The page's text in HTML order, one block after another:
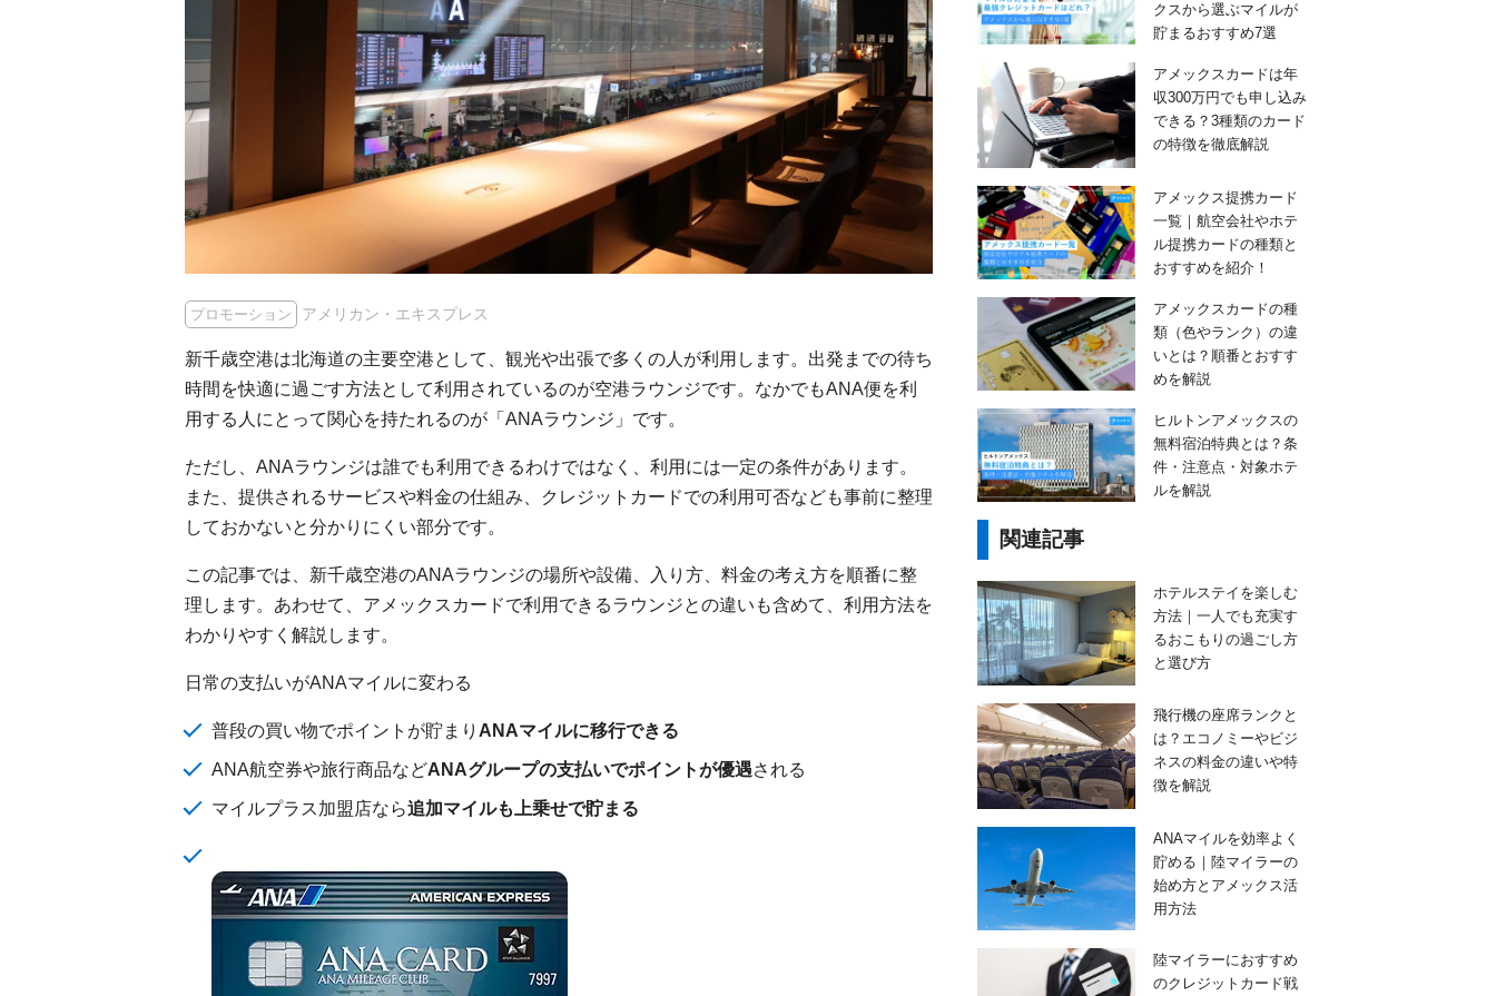
プロモーション アメリカン・エキスプレス
新千歳空港は北海道の主要空港として、観光や出張で多くの人が利用します。出発までの待ち
時間を快適に過ごす方法として利用されているのが空港ラウンジです。なかでもANA便を利
用する人にとって関心を持たれるのが「ANAラウンジ」です。
ただし、ANAラウンジは誰でも利用できるわけではなく、利用には一定の条件があります。
また、提供されるサービスや料金の仕組み、クレジットカードでの利用可否なども事前に整理
しておかないと分かりにくい部分です。
この記事では、新千歳空港のANAラウンジの場所や設備、入り方、料金の考え方を順番に整
理します。あわせて、アメックスカードで利用できるラウンジとの違いも含めて、利用方法を
わかりやすく解説します。
日常の支払いがANAマイルに変わる
普段の買い物でポイントが貯まり ANAマイルに移行できる
ANA航空券や旅行商品などANAグループの支払いでポイントが優遇される
マイルプラス加盟店なら追加マイルも上乗せで貯まる
クスから選ぶマイルが
貯まるおすすめ7選
アメックスカードは年
収300万円でも申し込み
できる？3種類のカード
の特徴を徹底解説
アメックス提携カード
一覧｜航空会社やホテ
ル提携カードの種類と
おすすめを紹介！
アメックスカードの種
類（色やランク）の違
いとは？順番とおすす
めを解説
ヒルトンアメックスの
無料宿泊特典とは？条
件・注意点・対象ホテ
ルを解説
関連記事
ホテルステイを楽しむ
方法｜一人でも充実す
るおこもりの過ごし方
と選び方
飛行機の座席ランクと
は？エコノミーやビジ
ネスの料金の違いや特
徴を解説
ANAマイルを効率よく
貯める｜陸マイラーの
始め方とアメックス活
用方法
陸マイラーにおすすめ
のクレジットカード戦